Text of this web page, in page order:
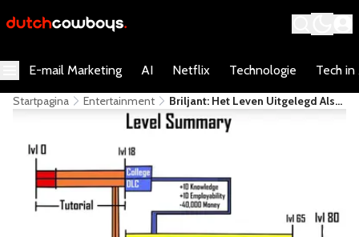
E-mail Marketing AI Netflix Technologie Tech in
Startpagina Entertainment
Briljant: Het Leven Uitgelegd Als
Een Videogame